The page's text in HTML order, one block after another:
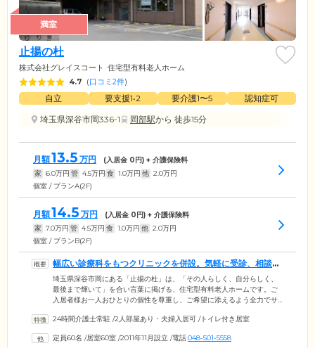
満室
止揚の杜
株式会社グレイスコート 住宅型有料老人ホーム
4.7 (口コミ2件)
自立 要支援1•2 要介護1〜5
認知症可
埼玉県深谷市岡336-1
岡部駅から 徒歩15分
月額13.5 万円 (入居金 0円) + 介護保険料
家 6.0万円 管 4.5万円 食 1.0万円 他 2.0万円
個室 / プランA(2F)
月額14.5 万円 (入居金 0円) + 介護保険料
家 7.0万円 管 4.5万円 食 1.0万円 他 2.0万円
個室 / プランB(2F)
幅広い診療科をもつクリニックを併設。気軽に受診、相談で
きる環境です
埼玉県深谷市岡にある「止揚の杜」は、「その人らしく、自分らしく、
最後まで輝いて」を合い言葉に掲げる、住宅型有料老人ホームです。ご
入居者様お一人おひとりの個性を尊重し、ご希望に添えるよう全力でサ
のもりクリニック」が併設。かぜ、高血圧、高脂血症、糖尿病などの一
して安心してお任せいただけます。さらに精神科もございますので、う
24時間介護士常駐 /2人部屋あり・夫婦入居可 /トイレ付き居室
定員60名 /居室60室 /2011年11月設立 /電話048-501-5558